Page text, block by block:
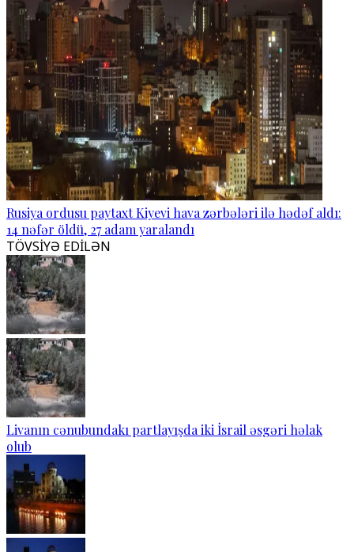
Rusiya ordusu paytaxt Kiyevi hava zərbələri ilə hədəf aldı:
14 nəfər öldü, 27 adam yaralandı
TÖVSİYƏ EDİLƏN
Livanın cənubundakı partlayışda iki İsrail əsgəri həlak
olub